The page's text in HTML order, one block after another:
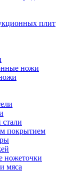
плит
ножи
покрытием
ножеточки
мяса